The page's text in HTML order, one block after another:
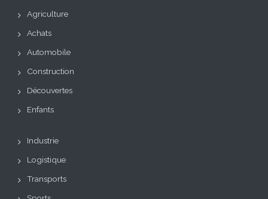
Agriculture
Achats
Automobile
Construction
Découvertes
Enfants
Industrie
Logistique
Transports